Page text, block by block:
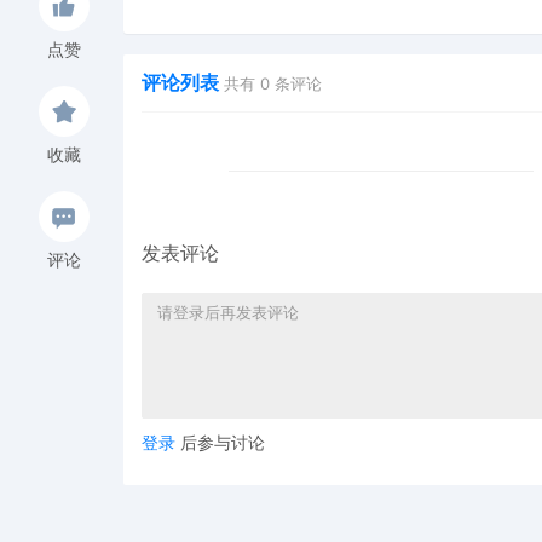
点赞
收藏
评论
评论列表 共有 0 条评论
发表评论
登录 后参与讨论